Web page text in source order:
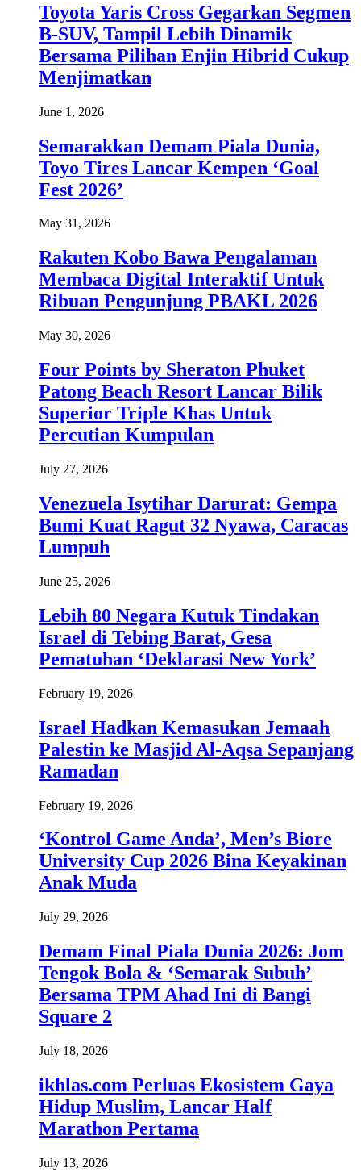
Toyota Yaris Cross Gegarkan Segmen
B-SUV, Tampil Lebih Dinamik
Bersama Pilihan Enjin Hibrid Cukup
Menjimatkan
June 1, 2026
Semarakkan Demam Piala Dunia,
Toyo Tires Lancar Kempen ‘Goal
Fest 2026’
May 31, 2026
Rakuten Kobo Bawa Pengalaman
Membaca Digital Interaktif Untuk
Ribuan Pengunjung PBAKL 2026
May 30, 2026
Four Points by Sheraton Phuket
Patong Beach Resort Lancar Bilik
Superior Triple Khas Untuk
Percutian Kumpulan
July 27, 2026
Venezuela Isytihar Darurat: Gempa
Bumi Kuat Ragut 32 Nyawa, Caracas
Lumpuh
June 25, 2026
Lebih 80 Negara Kutuk Tindakan
Israel di Tebing Barat, Gesa
Pematuhan ‘Deklarasi New York’
February 19, 2026
Israel Hadkan Kemasukan Jemaah
Palestin ke Masjid Al-Aqsa Sepanjang
Ramadan
February 19, 2026
‘Kontrol Game Anda’, Men’s Biore
University Cup 2026 Bina Keyakinan
Anak Muda
July 29, 2026
Demam Final Piala Dunia 2026: Jom
Tengok Bola & ‘Semarak Subuh’
Bersama TPM Ahad Ini di Bangi
Square 2
July 18, 2026
ikhlas.com Perluas Ekosistem Gaya
Hidup Muslim, Lancar Half
Marathon Pertama
July 13, 2026